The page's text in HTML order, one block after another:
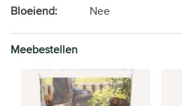
Bloeiend:
Nee
Meebestellen